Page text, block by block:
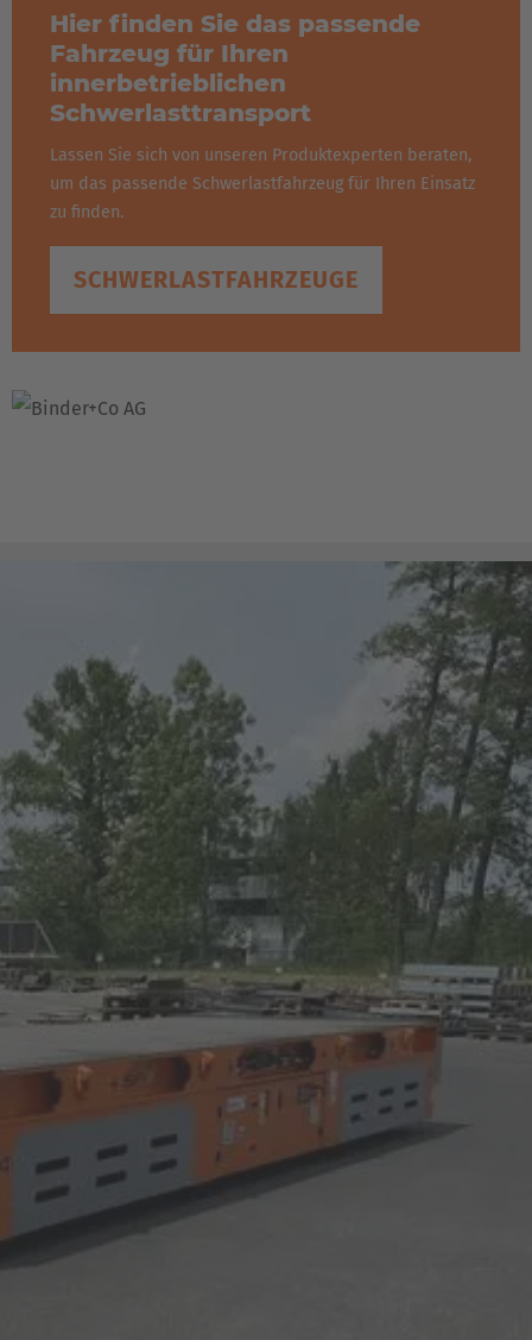
Hier finden Sie das passende
Fahrzeug für Ihren
innerbetrieblichen
Schwerlasttransport
Lassen Sie sich von unseren Produktexperten beraten,
um das passende Schwerlastfahrzeug für Ihren Einsatz
zu finden.
SCHWERLASTFAHRZEUGE